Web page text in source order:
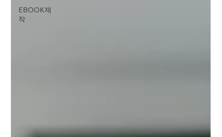
EBOOK제
작